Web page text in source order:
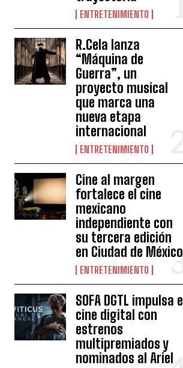
ENTRETENIMIENTO
R.Cela lanza
“Máquina de
Guerra”, un
proyecto musical
que marca una
nueva etapa
internacional
ENTRETENIMIENTO
Cine al margen
fortalece el cine
mexicano
independiente con
su tercera edición
en Ciudad de México
ENTRETENIMIENTO
SOFA DGTL impulsa el
cine digital con
estrenos
multipremiados y
nominados al Ariel